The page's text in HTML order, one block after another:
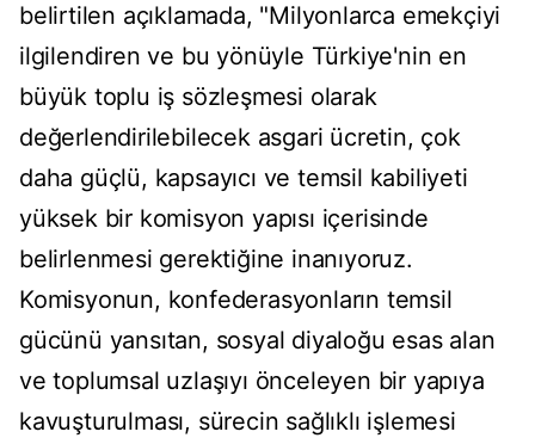
belirtilen açıklamada, "Milyonlarca emekçiyi
ilgilendiren ve bu yönüyle Türkiye'nin en
büyük toplu iş sözleşmesi olarak
değerlendirilebilecek asgari ücretin, çok
daha güçlü, kapsayıcı ve temsil kabiliyeti
yüksek bir komisyon yapısı içerisinde
belirlenmesi gerektiğine inanıyoruz.
Komisyonun, konfederasyonların temsil
gücünü yansıtan, sosyal diyaloğu esas alan
ve toplumsal uzlaşıyı önceleyen bir yapıya
kavuşturulması, sürecin sağlıklı işlemesi